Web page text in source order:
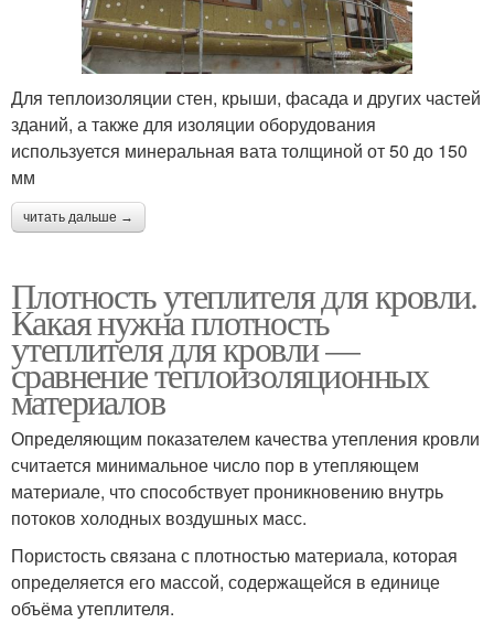
Для теплоизоляции стен, крыши, фасада и других частей
зданий, а также для изоляции оборудования
используется минеральная вата толщиной от 50 до 150
мм
читать дальше →
Плотность утеплителя для кровли.
Какая нужна плотность
утеплителя для кровли —
сравнение теплоизоляционных
материалов
Определяющим показателем качества утепления кровли
считается минимальное число пор в утепляющем
материале, что способствует проникновению внутрь
потоков холодных воздушных масс.
Пористость связана с плотностью материала, которая
определяется его массой, содержащейся в единице
объёма утеплителя.